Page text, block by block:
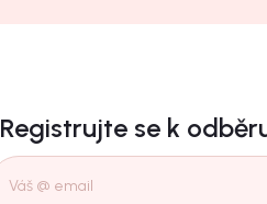
Registrujte se k